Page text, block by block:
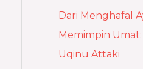
f
o
r
Dari Menghafal
Memimpin
Uqinu Attaki